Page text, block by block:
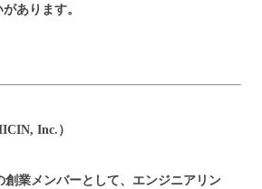
あります。
Inc.）
創業メンバーとして、エンジニアリン